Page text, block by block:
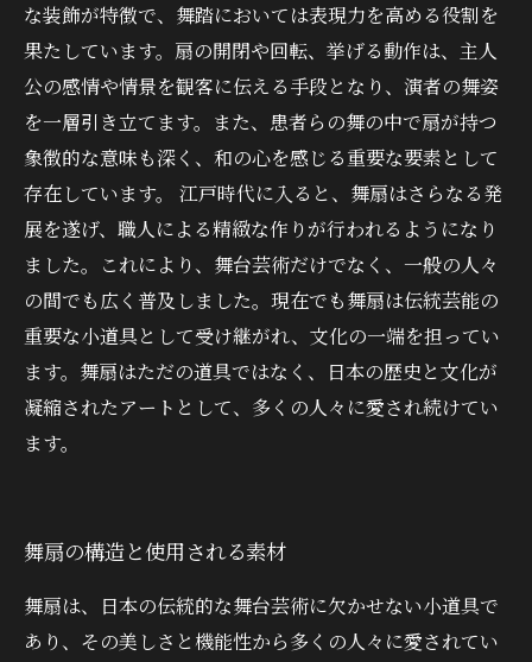
な装飾が特徴で、舞踏においては表現力を高める役割を
果たしています。扇の開閉や回転、挙げる動作は、主人
公の感情や情景を観客に伝える手段となり、演者の舞姿
を一層引き立てます。また、患者らの舞の中で扇が持つ
象徴的な意味も深く、和の心を感じる重要な要素として
存在しています。 江戸時代に入ると、舞扇はさらなる発
展を遂げ、職人による精緻な作りが行われるようになり
ました。これにより、舞台芸術だけでなく、一般の人々
の間でも広く普及しました。現在でも舞扇は伝統芸能の
重要な小道具として受け継がれ、文化の一端を担ってい
ます。舞扇はただの道具ではなく、日本の歴史と文化が
凝縮されたアートとして、多くの人々に愛され続けてい
ます。
舞扇の構造と使用される素材
舞扇は、日本の伝統的な舞台芸術に欠かせない小道具で
あり、その美しさと機能性から多くの人々に愛されてい